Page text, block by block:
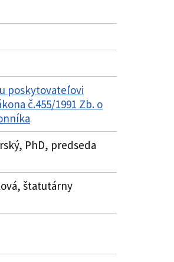
poskytovateľovi
č.455/1991 Zb. o
PhD, predseda
štatutárny